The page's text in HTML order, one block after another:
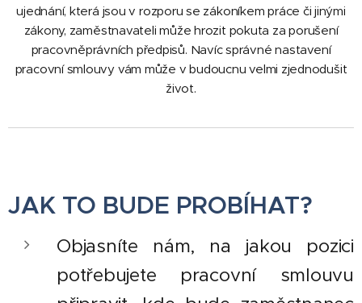
ujednání, která jsou v rozporu se zákoníkem práce či jinými
zákony, zaměstnavateli může hrozit pokuta za porušení
pracovněprávních předpisů. Navíc správné nastavení
pracovní smlouvy vám může v budoucnu velmi zjednodušit
život.
JAK TO BUDE PROBÍHAT?
Objasníte nám, na jakou pozici
potřebujete pracovní smlouvu